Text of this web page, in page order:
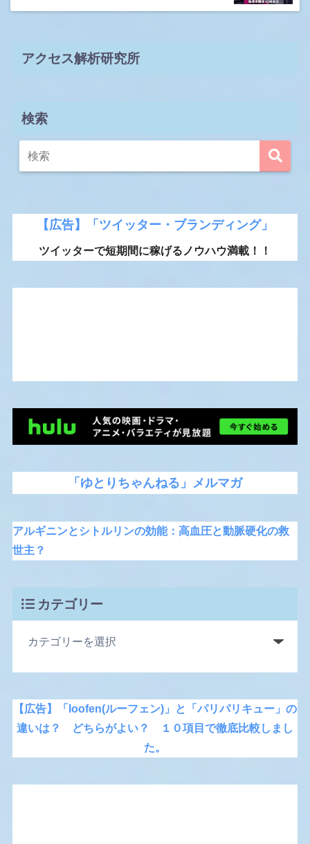
アクセス解析研究所
検索
【広告】「ツイッター・ブランディング」
ツイッターで短期間に稼げるノウハウ満載！！
「ゆとりちゃんねる」メルマガ
アルギニンとシトルリンの効能：高血圧と動脈硬化の救
世主？
カテゴリー
【広告】「loofen(ルーフェン)」と「パリパリキュー」の
違いは？ どちらがよい？ １０項目で徹底比較しまし
た。